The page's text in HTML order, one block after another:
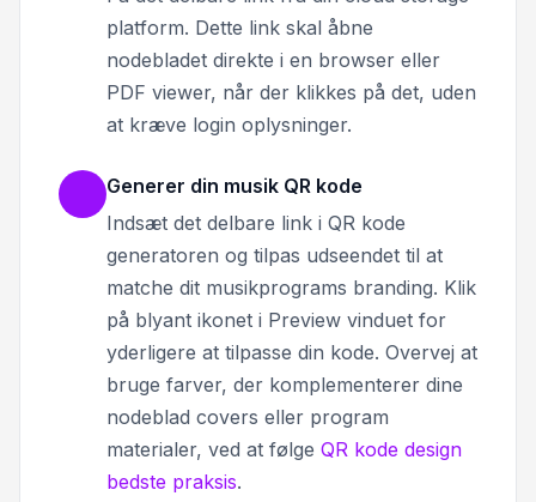
platform. Dette link skal åbne
nodebladet direkte i en browser eller
PDF viewer, når der klikkes på det, uden
at kræve login oplysninger.
Generer din musik QR kode
Indsæt det delbare link i QR kode
generatoren og tilpas udseendet til at
matche dit musikprograms branding. Klik
på blyant ikonet i Preview vinduet for
yderligere at tilpasse din kode. Overvej at
bruge farver, der komplementerer dine
nodeblad covers eller program
materialer, ved at følge QR kode design
bedste praksis.